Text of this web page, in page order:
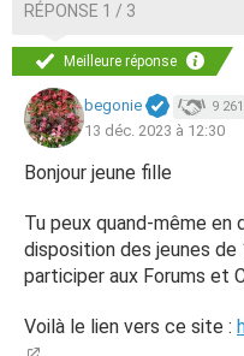
RÉPONSE 1 / 3
Meilleure réponse
begonie 9 261
13 déc. 2023 à 12:30
Bonjour jeune fille
Tu peux quand-même en
disposition des jeunes de
participer aux Forums et
Voilà le lien vers ce site :